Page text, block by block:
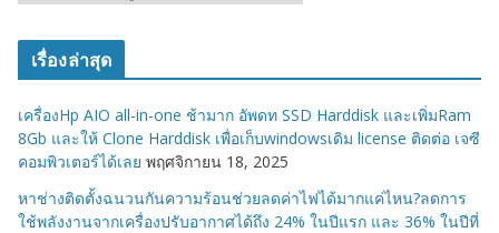
ม
ว
มู่
เรื่องล่าสุด
เครื่องHp AIO all-in-one ช้ามาก อัพดท SSD Harddisk และเพิ่มRam
8Gb และให้ Clone Harddisk เพื่อเก็บwindowsเดิม license ติดต่อ เจซี
คอมพิวเตอร์ได้เลย พฤศจิกายน 18, 2025
หาช่างติดตั้งฉนวนกันความร้อนช่วยลดค่าไฟได้มากแค่ไหน?ลดการ
ใช้พลังงานจากเครื่องปรับอากาศได้ถึง 24% ในปีแรก และ 36% ในปีที่